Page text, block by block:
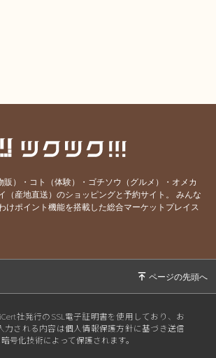
販）・コト（体験）・ゴチソウ（グルメ）・オメカ
（産地直送）のショッピングと予約サイト。
みんな
けポイント機能を搭載した総合マーケットプレイス
社発行のSSL電子証明書を使用しており、お
力される内容は個人情報保護方針に基づき送信
号化技術によって保護されます。